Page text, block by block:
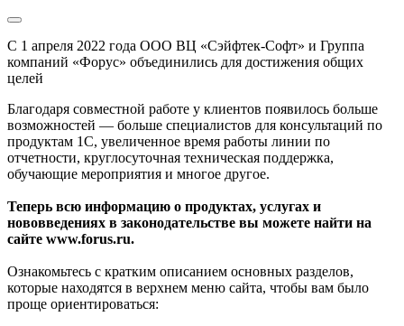
С 1 апреля 2022 года ООО ВЦ «Сэйфтек-Софт» и Группа
компаний «Форус» объединились для достижения общих
целей
Благодаря совместной работе у клиентов появилось больше
возможностей — больше специалистов для консультаций по
продуктам 1С, увеличенное время работы линии по
отчетности, круглосуточная техническая поддержка,
обучающие мероприятия и многое другое.
Теперь всю информацию о продуктах, услугах и
нововведениях в законодательстве вы можете найти на
сайте www.forus.ru.
Ознакомьтесь с кратким описанием основных разделов,
которые находятся в верхнем меню сайта, чтобы вам было
проще ориентироваться: